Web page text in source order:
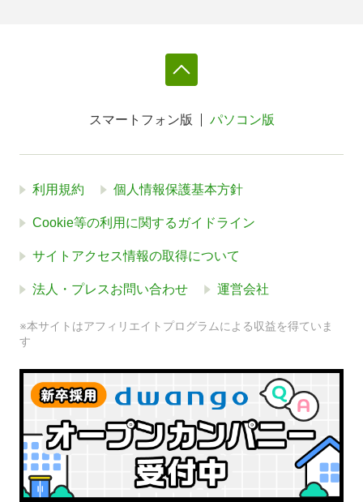
スマートフォン版 パソコン版
利用規約 個人情報保護基本方針
Cookie等の利用に関するガイドライン
サイトアクセス情報の取得について
法人・プレスお問い合わせ 運営会社
※本サイトはアフィリエイトプログラムによる収益を得ていま
す